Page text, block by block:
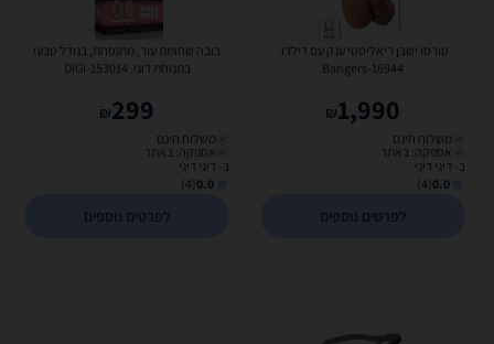
טורסו ישבן ריאליסטי ענק עם דילדו.
Bangers-16944
1,990
₪
משלוח חינם
אספקה: באתר
ב- דיגי דיגי
0.0
(4)
לפרטים נוספים
בובה שחומת עור, מתנפחת, בגודל טבעי
בתנוחת דוגי. DIGI-153014
299
₪
משלוח חינם
אספקה: באתר
ב- דיגי דיגי
0.0
(4)
לפרטים נוספים